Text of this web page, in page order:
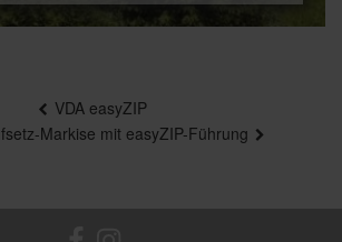
VDA easyZIP
Markise mit easyZIP-Führung